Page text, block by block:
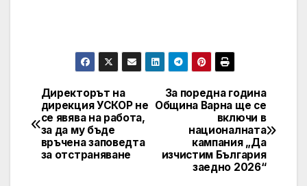
Post
navigation
За поредна година
Община Варна ще се
включи в
националната
кампания „Да
изчистим България
заедно 2026“
Директорът на
дирекция УСКОР не
се явява на работа,
за да му бъде
връчена заповедта
за отстраняване